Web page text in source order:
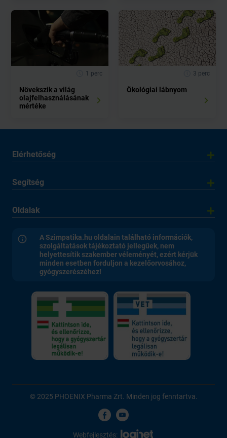
1 perc
Növekszik a világ
olajfelhasználásának
mértéke
3 perc
Ökológiai lábnyom
Elérhetőség
Segítség
Oldalak
A Szimpatika.hu oldalain található információk,
szolgáltatások tájékoztató jellegűek, nem
helyettesítik szakember véleményét, ezért kérjük
minden esetben forduljon a kezelőorvosához,
gyógyszerészéhez!
© 2025 PHOENIX Pharma Zrt. Minden jog fenntartva.
Webfejlesztés: